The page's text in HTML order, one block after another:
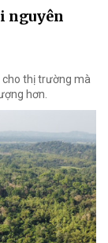
nguyên
cho thị trường mà
hơn.